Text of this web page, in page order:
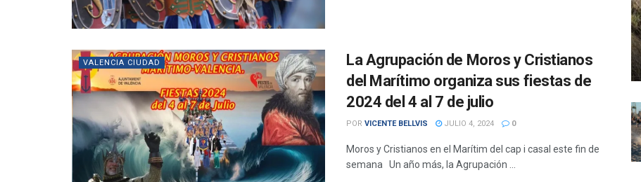
VALENCIA CIUDAD
La Agrupación de Moros y Cristianos
del Marítimo organiza sus fiestas de
2024 del 4 al 7 de julio
POR VICENTE BELLVIS JULIO 4, 2024 0
Moros y Cristianos en el Marítim del cap i casal este fin de
semana Un año más, la Agrupación ...